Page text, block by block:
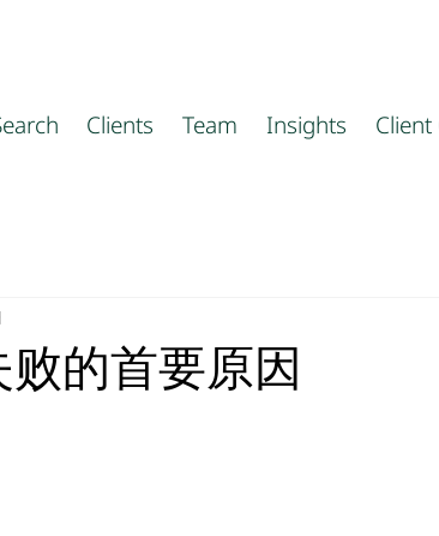
Clients Team Insights Client
的首要原因